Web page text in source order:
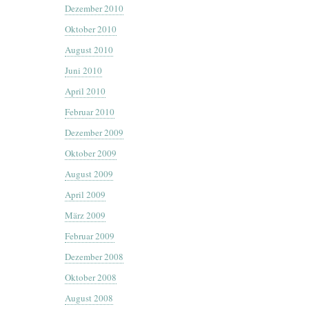
Dezember 2010
Oktober 2010
August 2010
Juni 2010
April 2010
Februar 2010
Dezember 2009
Oktober 2009
August 2009
April 2009
März 2009
Februar 2009
Dezember 2008
Oktober 2008
August 2008